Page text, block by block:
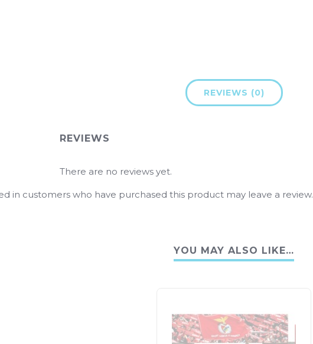
REVIEWS (0)
REVIEWS
There are no reviews yet.
in customers who have purchased this product may leave a review.
YOU MAY ALSO LIKE…